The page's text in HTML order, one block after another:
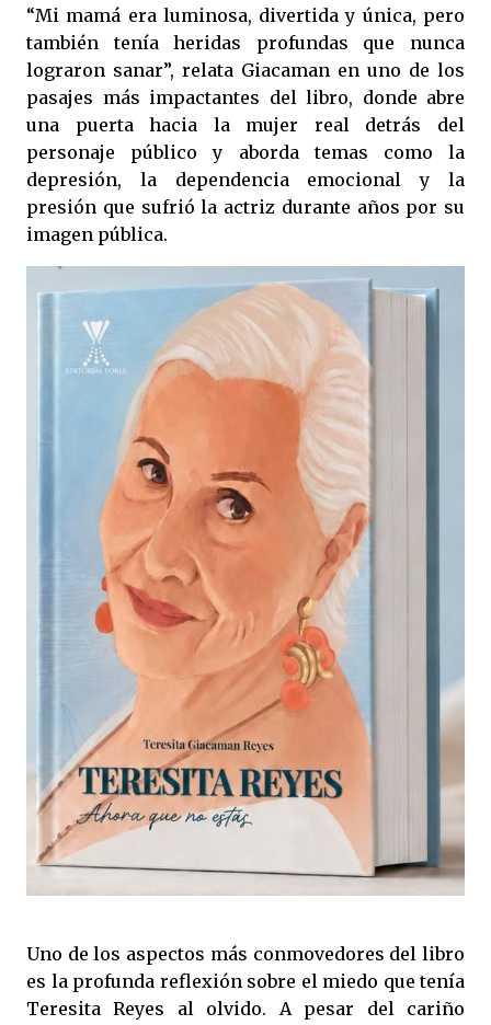
“Mi mamá era luminosa, divertida y única, pero
también tenía heridas profundas que nunca
lograron sanar”, relata Giacaman en uno de los
pasajes más impactantes del libro, donde abre
una puerta hacia la mujer real detrás del
personaje público y aborda temas como la
depresión, la dependencia emocional y la
presión que sufrió la actriz durante años por su
imagen pública.
Uno de los aspectos más conmovedores del libro
es la profunda reflexión sobre el miedo que tenía
Teresita Reyes al olvido. A pesar del cariño